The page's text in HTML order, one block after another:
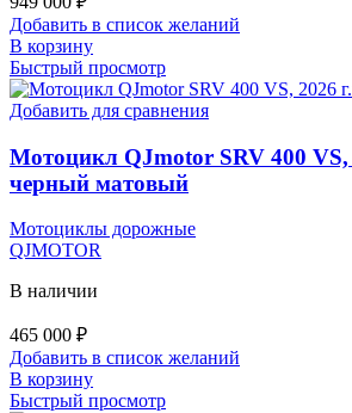
Добавить в список желаний
В корзину
Быстрый просмотр
Добавить для сравнения
Мотоцикл QJmotor SRV 400 VS,
черный матовый
Мотоциклы дорожные
QJMOTOR
В наличии
465 000 ₽
Добавить в список желаний
В корзину
Быстрый просмотр